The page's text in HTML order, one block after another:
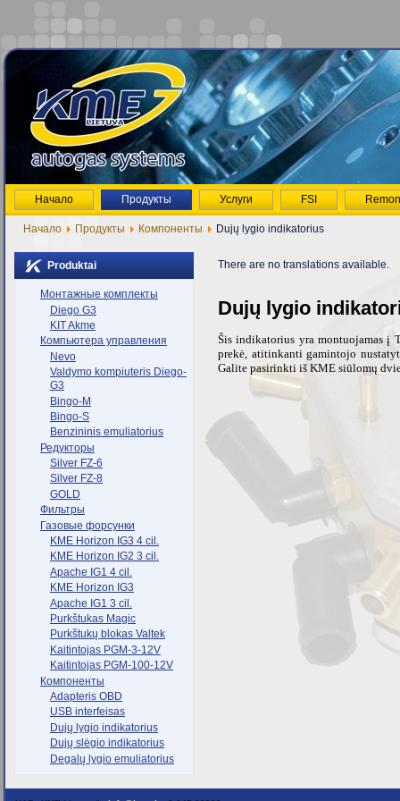
Начало Продукты Услуги FSI
Начало Продукты Компоненты Dujų lygio indikatorius
Produktai
Монтажные комплекты
Diego G3
KIT Akme
Компьютера управления
Nevo
Valdymo kompiuteris Diego-
G3
Bingo-M
Bingo-S
Benzininis emuliatorius
Редукторы
Silver FZ-6
Silver FZ-8
GOLD
Фильтры
Газовые форсунки
KME Horizon IG3 4 cil.
KME Horizon IG2 3 cil.
Apache IG1 4 cil.
KME Horizon IG3
Apache IG1 3 cil.
Purkštukas Magic
Purkštukų blokas Valtek
Kaitintojas PGM-3-12V
Kaitintojas PGM-100-12V
Компоненты
Adapteris OBD
USB interfeisas
Dujų lygio indikatorius
Dujų slėgio indikatorius
Degalų lygio emuliatorius
There are no translations available.
Dujų lygio
Šis indikatorius yra montuojamas į
prekė, atitinkanti gamintojo
Galite pasirinkti iš KME siūlomų